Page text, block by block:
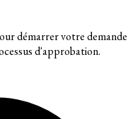
démarrer votre demande
d'approbation.